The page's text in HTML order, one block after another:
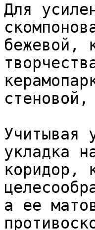
Для
бежевой,
Учитывая
укладка
коридор,
а ее